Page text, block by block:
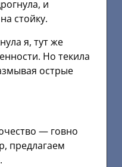
и
стойку.
я, тут же
Но текила
острые
— говно
предлагаем